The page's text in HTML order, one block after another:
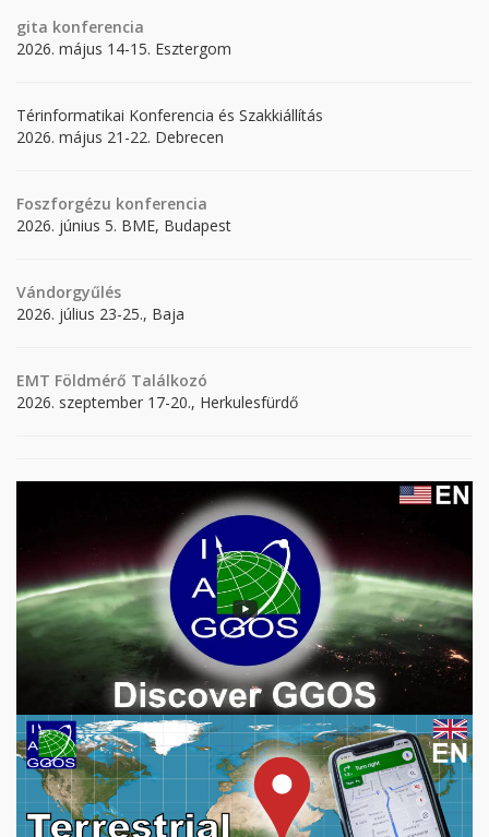
gita konferencia
2026. május 14-15. Esztergom
Térinformatikai Konferencia és Szakkiállítás
2026. május 21-22. Debrecen
Foszforgézu konferencia
2026. június 5. BME, Budapest
Vándorgyűlés
2026. július 23-25., Baja
EMT Földmérő Találkozó
2026. szeptember 17-20., Herkulesfürdő